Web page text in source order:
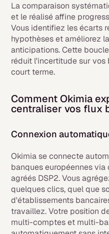
La comparaison
et le réalisé affine
Vous identifiez les écarts
hypothèses et améliorez
anticipations. Cette
réduit l'incertitude sur
court terme.
Comment Okimia
centraliser vos flux
Connexion
Okimia se connecte
banques européennes
agréés DSP2. Vous
quelques clics, quel que
d'établissements
travaillez. Votre position
multi-comptes et multi-